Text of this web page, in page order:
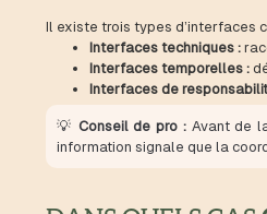
Il existe trois types d’interfaces
Interfaces techniques :
Interfaces temporelles :
Interfaces de
💡 Conseil de pro :Avant de
information signale que la